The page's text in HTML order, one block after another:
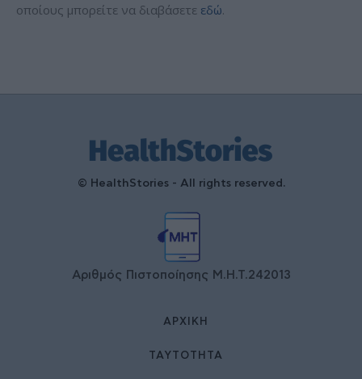
οποίους μπορείτε να διαβάσετε εδώ.
© HealthStories - All rights reserved.
Αριθμός Πιστοποίησης Μ.Η.Τ.242013
ΑΡΧΙΚΉ
ΤΑΥΤΌΤΗΤΑ